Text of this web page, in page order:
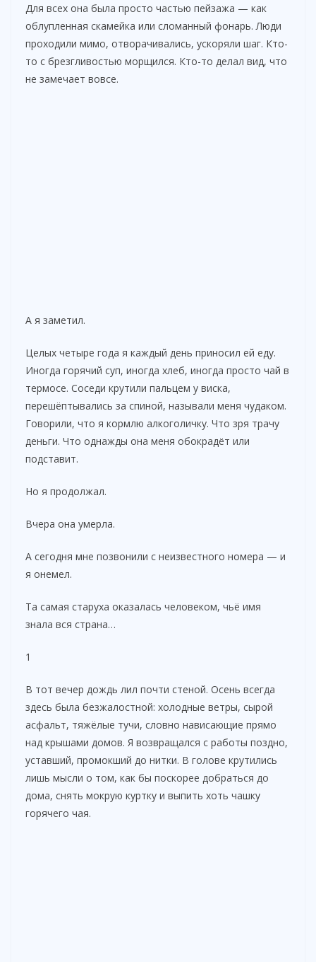
Для всех она была просто частью пейзажа — как
облупленная скамейка или сломанный фонарь. Люди
проходили мимо, отворачивались, ускоряли шаг. Кто-
то с брезгливостью морщился. Кто-то делал вид, что
не замечает вовсе.
А я заметил.
Целых четыре года я каждый день приносил ей еду.
Иногда горячий суп, иногда хлеб, иногда просто чай в
термосе. Соседи крутили пальцем у виска,
перешёптывались за спиной, называли меня чудаком.
Говорили, что я кормлю алкоголичку. Что зря трачу
деньги. Что однажды она меня обокрадёт или
подставит.
Но я продолжал.
Вчера она умерла.
А сегодня мне позвонили с неизвестного номера — и
я онемел.
Та самая старуха оказалась человеком, чьё имя
знала вся страна…
1
В тот вечер дождь лил почти стеной. Осень всегда
здесь была безжалостной: холодные ветры, сырой
асфальт, тяжёлые тучи, словно нависающие прямо
над крышами домов. Я возвращался с работы поздно,
уставший, промокший до нитки. В голове крутились
лишь мысли о том, как бы поскорее добраться до
дома, снять мокрую куртку и выпить хоть чашку
горячего чая.